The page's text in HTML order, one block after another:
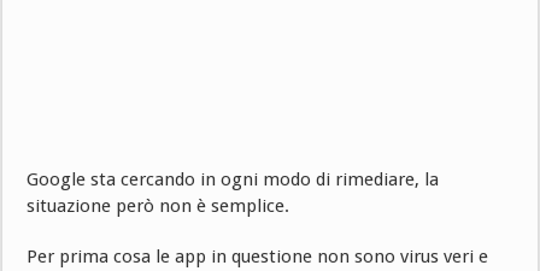
Google sta cercando in ogni modo di rimediare, la
situazione però non è semplice.
Per prima cosa le app in questione non sono virus veri e